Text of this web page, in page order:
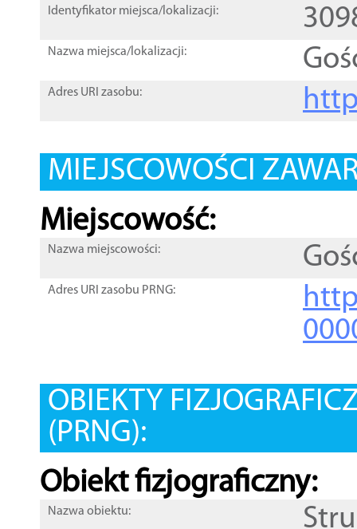
Identyfikator miejsca/lokalizacji:
Nazwa miejsca/lokalizacji:
Adres URI zasobu:
MIEJSCOWOŚCI
Miejscowość:
Nazwa miejscowości:
Adres URI zasobu PRNG:
OBIEKTY
(PRNG):
Obiekt fizjograficzny:
Nazwa obiektu: